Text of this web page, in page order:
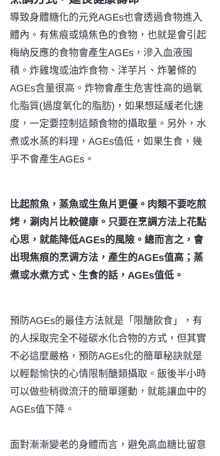
導致身體糖化的元兇AGEs也會透過食物進入
體內。有焦痕或燒焦色的食物，也就是會引起
梅納反應的食物會產生AGEs ，滲入血液囤
積。炸雞塊或油炸食物、洋芋片、炸薯條的
AGEs含量很高。炸物會產生危害性高的過氧
化脂質(過度氧化的脂肪)，如果想延緩老化速
度，一定要控制這類食物的攝取量。另外，水
煮或水蒸的料理， AGEs值低，如果生食，幾
乎不會產生AGEs。
比起煎魚，蒸魚或生魚片更優。肉類不要吃煎
烤，涮肉片比較健康。只要在烹調方法上花點
心思，就能降低AGEs的風險。總而言之，會
出現焦痕的烹调方法，產生的AGEs值高；蒸
煮或水煮方式、生食的話，AGEs值低。
預防AGEs的最佳方法就是「限醣飲食」，有
的人採取完全不碰碳水化合物的方式，但其實
不必這麼嚴格，預防AGEs化的簡單秘訣就是
以輕鬆愉快的心情限制醣類攝取。飯後半小時
可以做些稍微流汗的簡單運動，就能讓血中的
AGEs值下降。
面對漸漸變老的身體而言，避免高血糖比留意